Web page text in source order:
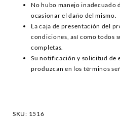
No hubo manejo inadecuado
ocasionar el daño del mismo.
La caja de presentación del
condiciones, así como todos
completas.
Su notificación y solicitud de
produzcan en los términos
SKU: 1516